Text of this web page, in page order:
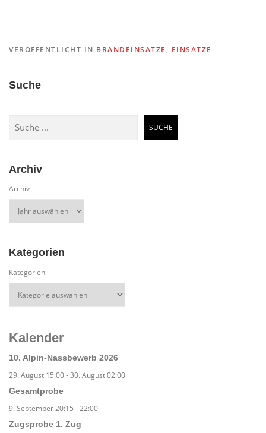
VERÖFFENTLICHT IN BRANDEINSÄTZE , EINSÄTZE
Suche
SUCHE
Archiv
Archiv
Kategorien
Kategorien
Kalender
10. Alpin-Nassbewerb 2026
29. August 15:00-30. August 02:00
Gesamtprobe
9. September 20:15 -22:00
Zugsprobe 1. Zug